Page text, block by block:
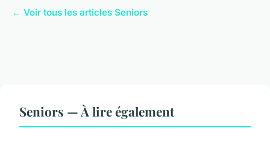
← Voir tous les articles Seniors
Seniors — À lire également